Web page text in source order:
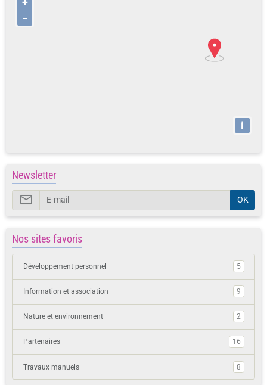
−
i
Newsletter
OK
Nos sites favoris
Développement personnel 5
Information et association 9
Nature et environnement 2
Partenaires 16
Travaux manuels 8